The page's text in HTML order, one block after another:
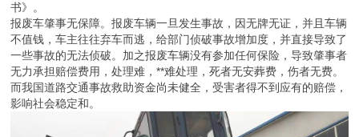
书》。
报废车肇事无保障。报废车辆一旦发生事故，因无牌无证，并且车辆
不值钱，车主往往弃车而逃，给部门侦破事故增加度，并直接导致了
一些事故的无法侦破。加之报废车辆没有参加任何保险，导致肇事者
无力承担赔偿费用，处理难，**难处理，死者无安葬费，伤者无费。
而我国道路交通事故救助资金尚未健全，受害者得不到应有的赔偿，
影响社会稳定和。